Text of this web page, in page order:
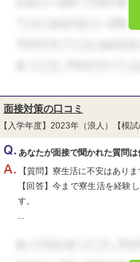
面接対策の口コミ
【入学年度】2023年（浪人）【
あなたが面接で聞かれた質問
【質問】寮生活に不安はあり
【回答】今まで寮生活を経験
す。
...